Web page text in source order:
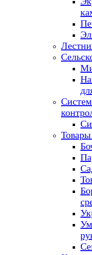
Товары